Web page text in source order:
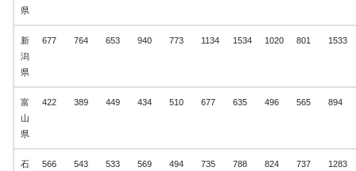
県
新
潟
県
677 764 653 940 773 1134 1534 1020 801 1533
富
山
県
422 389 449 434 510 677 635 496 565 894
石
566 543 533 569 494 735 788 824 737 1283